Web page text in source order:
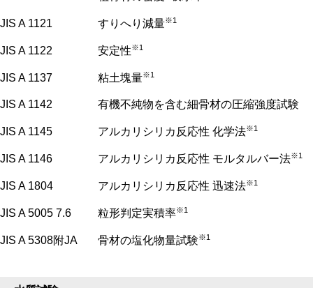
JIS A 1121 すりへり減量※1
JIS A 1122 安定性※1
JIS A 1137 粘土塊量※1
JIS A 1142 有機不純物を含む細骨材の圧縮強度試験
JIS A 1145 アルカリシリカ反応性 化学法※1
JIS A 1146 アルカリシリカ反応性 モルタルバー法※1
JIS A 1804 アルカリシリカ反応性 迅速法※1
JIS A 5005 7.6 粒形判定実積率※1
JIS A 5308附JA 骨材の塩化物量試験※1